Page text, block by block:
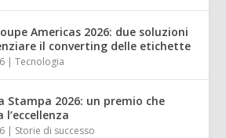
Americas 2026: due soluzioni
il converting delle etichette
|Tecnologia
Stampa 2026: un premio che
l’eccellenza
| Storie di successo